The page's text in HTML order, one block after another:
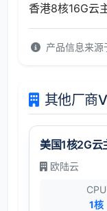
香港8核16G云
产品信息来源
其他厂商
美国1核2G云
欧陆云
CPU
1核